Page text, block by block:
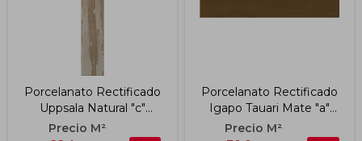
Porcelanato Rectificado
Uppsala Natural "c"
19,5x119,5 Cm
Porcelanato Rectificado
Igapo Tauari Mate "a"
19.7x120 Cm